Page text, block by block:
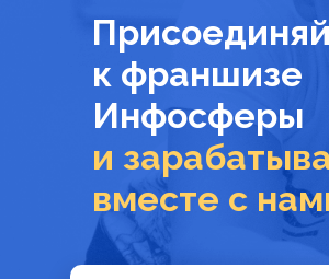
к франшизе
Инфосферы
и
вместе с